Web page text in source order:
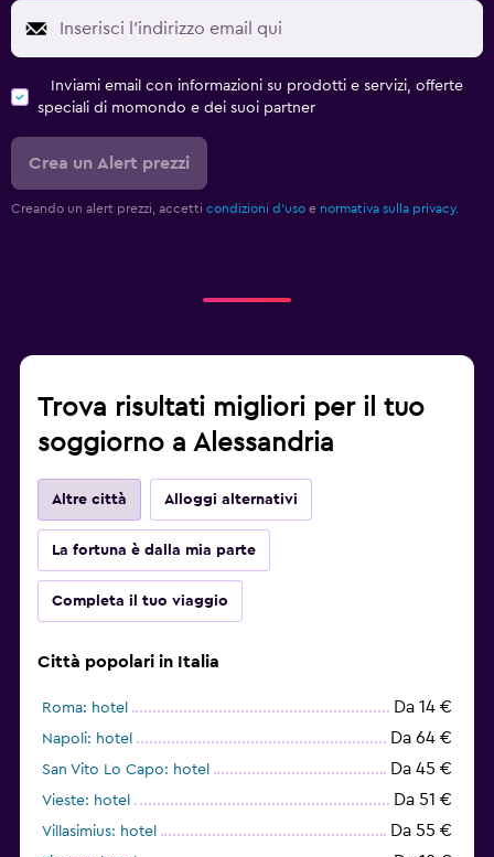
Inviami email con informazioni su prodotti e servizi, offerte
speciali di momondo e dei suoi partner
Crea un Alert prezzi
Creando un alert prezzi, accetti condizioni d'uso e normativa sulla privacy.
Trova risultati migliori per il tuo
soggiorno a Alessandria
Altre città Alloggi alternativi
La fortuna è dalla mia parte
Completa il tuo viaggio
Città popolari in Italia
Roma: hotel Da 14 €
Napoli: hotel Da 64 €
San Vito Lo Capo: hotel Da 45 €
Vieste: hotel Da 51 €
Villasimius: hotel Da 55 €